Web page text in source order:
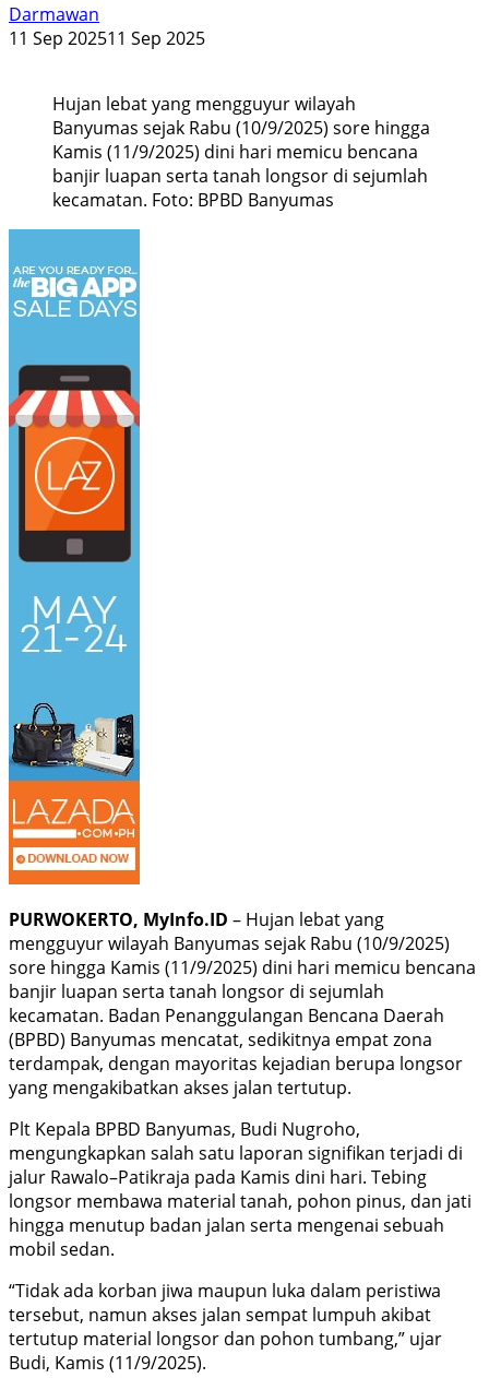
Darmawan
11 Sep 202511 Sep 2025
Hujan lebat yang mengguyur wilayah
Banyumas sejak Rabu (10/9/2025) sore hingga
Kamis (11/9/2025) dini hari memicu bencana
banjir luapan serta tanah longsor di sejumlah
kecamatan. Foto: BPBD Banyumas
PURWOKERTO, MyInfo.ID – Hujan lebat yang
mengguyur wilayah Banyumas sejak Rabu (10/9/2025)
sore hingga Kamis (11/9/2025) dini hari memicu bencana
banjir luapan serta tanah longsor di sejumlah
kecamatan. Badan Penanggulangan Bencana Daerah
(BPBD) Banyumas mencatat, sedikitnya empat zona
terdampak, dengan mayoritas kejadian berupa longsor
yang mengakibatkan akses jalan tertutup.
Plt Kepala BPBD Banyumas, Budi Nugroho,
mengungkapkan salah satu laporan signifikan terjadi di
jalur Rawalo–Patikraja pada Kamis dini hari. Tebing
longsor membawa material tanah, pohon pinus, dan jati
hingga menutup badan jalan serta mengenai sebuah
mobil sedan.
“Tidak ada korban jiwa maupun luka dalam peristiwa
tersebut, namun akses jalan sempat lumpuh akibat
tertutup material longsor dan pohon tumbang,” ujar
Budi, Kamis (11/9/2025).